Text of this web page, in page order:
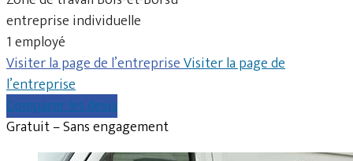
entreprise individuelle
1 employé
Visiter la page de l’entrepriseVisiter la page de
l’entreprise
Comparer les devis
Gratuit – Sans engagement